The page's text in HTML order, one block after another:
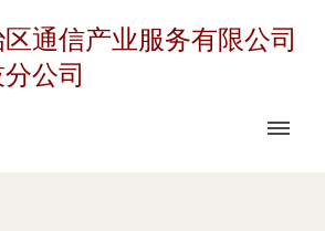
通信产业服务有限公司
公司